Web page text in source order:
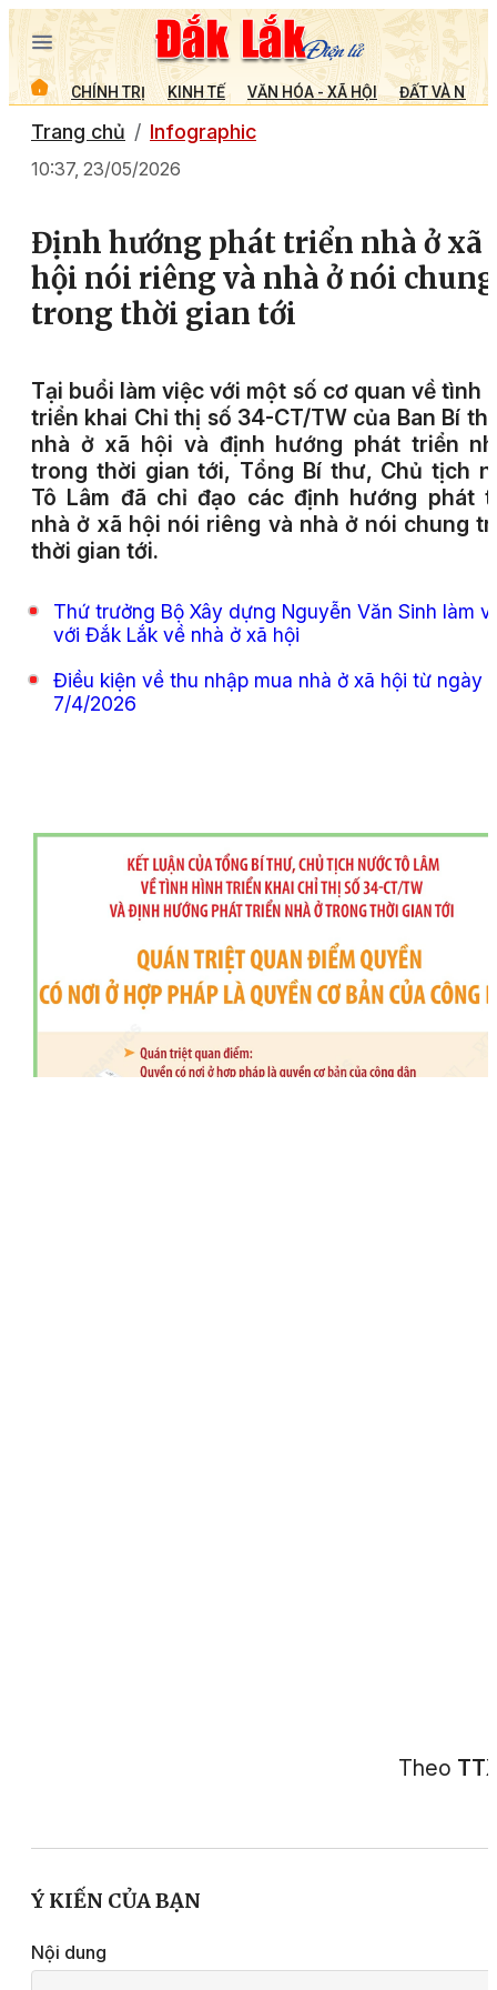
CHÍNH TRỊ KINH TẾ VĂN HÓA - XÃ HỘI ĐẤT VÀ
Trang chủ Infographic
10:37, 23/05/2026
Định hướng phát triển nhà ở xã
hội nói riêng và nhà ở nói chung
trong thời gian tới
Tại buổi làm việc với một số cơ quan về tình
triển khai Chỉ thị số 34-CT/TW của Ban Bí
nhà ở xã hội và định hướng phát triển
trong thời gian tới, Tổng Bí thư, Chủ tịch
Tô Lâm đã chỉ đạo các định hướng phát
nhà ở xã hội nói riêng và nhà ở nói chung
thời gian tới.
Thứ trưởng Bộ Xây dựng Nguyễn Văn Sinh làm
với Đắk Lắk về nhà ở xã hội
Điều kiện về thu nhập mua nhà ở xã hội từ ngày
7/4/2026
Theo
Ý KIẾN CỦA BẠN
Nội dung